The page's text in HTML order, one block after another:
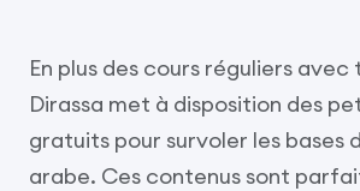
En plus des cours réguliers
Dirassa met à disposition des
gratuits pour survoler les bases
arabe. Ces contenus sont